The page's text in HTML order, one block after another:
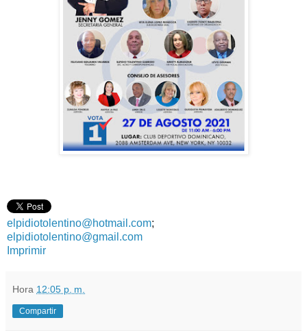
elpidiotolentino@hotmail.com;
elpidiotolentino@gmail.com
Imprimir
Hora 12:05 p. m.
Compartir